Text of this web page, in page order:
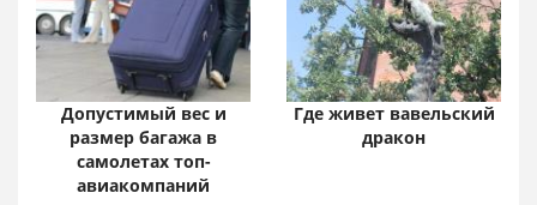
Допустимый вес и
размер багажа в
самолетах топ-
авиакомпаний
Где живет вавельский
дракон